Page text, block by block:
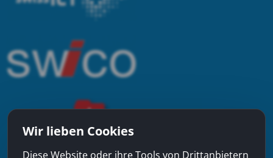
Wir lieben Cookies
Diese Website oder ihre Tools von Drittanbietern